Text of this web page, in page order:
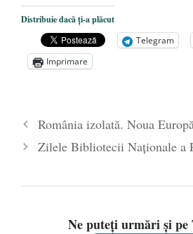
Ceva despre pandemie
O carte despre embrionul
persoană ce trebuie
2019
septembrie 2019
Distribuie dacă ți-a plăcut
Telegram
Imprimare
România izolată. Noua
Zilele Bibliotecii Naționale a
Ne puteți urmări și pe